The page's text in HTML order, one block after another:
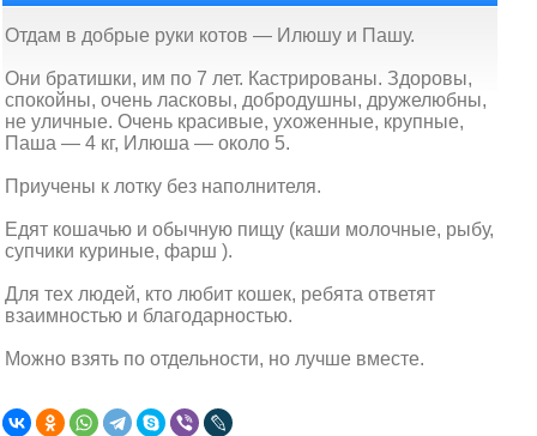
Отдам в добрые руки котов — Илюшу и Пашу.
Они братишки, им по 7 лет. Кастрированы. Здоровы,
спокойны, очень ласковы, добродушны, дружелюбны,
не уличные. Очень красивые, ухоженные, крупные,
Паша — 4 кг, Илюша — около 5.
Приучены к лотку без наполнителя.
Едят кошачью и обычную пищу (каши молочные, рыбу,
супчики куриные, фарш ).
Для тех людей, кто любит кошек, ребята ответят
взаимностью и благодарностью.
Можно взять по отдельности, но лучше вместе.